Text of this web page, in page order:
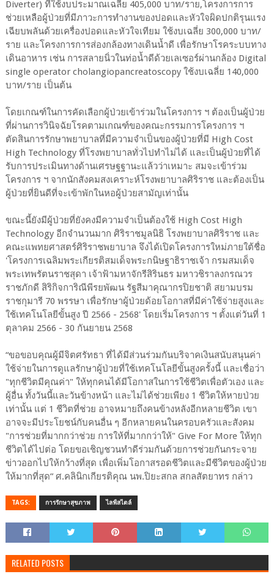
Diverter) ที่ใช้งบประมาณเฉลี่ย 405,000 บาท/ราย,โครงการการ
ช่วยเหลือผู้ป่วยที่มีภาวะการทำงานของปอดและหัวใจผิดปกติรุนแรง
เฉียบพลันด้วยเครื่องปอดและหัวใจเทียม ใช้งบเฉลี่ย 300,000 บาท/
ราย และโครงการการส่องกล้องทางเดินน้ำดี เพื่อรักษาโรคระบบทาง
เดินอาหาร เช่น การสลายนิ่วในท่อน้ำดีด้วยเลเซอร์ผ่านกล้อง Digital
single operator cholangiopancreatoscopy ใช้งบเฉลี่ย 140,000
บาท/ราย เป็นต้น
โดยเกณฑ์ในการคัดเลือกผู้ป่วยเข้าร่วมในโครงการ ฯ ต้องเป็นผู้ป่วย
ที่ผ่านการวินิจฉัยโรคตามเกณฑ์ของคณะกรรมการโครงการ ฯ
ตัดสินการรักษาพยาบาลที่มีความจำเป็นของผู้ป่วยที่มี High Cost
High Technology ที่โรงพยาบาลทั่วไปทำไม่ได้ และเป็นผู้ป่วยที่ได้
รับการประเมินทางด้านเศรษฐฐานะแล้วว่าเหมาะ สมจะเข้าร่วม
โครงการ ฯ จากนักสังคมสงเคราะห์โรงพยาบาลศิริราช และต้องเป็น
ผู้ป่วยที่ยินดีที่จะเข้าพักในหอผู้ป่วยสามัญเท่านั้น
ขณะนี้ยังมีผู้ป่วยที่ยังคงมีความจำเป็นต้องใช้ High Cost High
Technology อีกจำนวนมาก ศิริราชมูลนิธิ โรงพยาบาลศิริราช และ
คณะแพทยศาสตร์ศิริราชพยาบาล จึงได้เปิดโครงการใหม่ภายใต้ชื่อ
'โครงการเฉลิมพระเกียรติสมเด็จพระกนิษฐาธิราชเจ้า กรมสมเด็จ
พระเทพรัตนราชสุดา เจ้าฟ้ามหาจักรีสิรินธร มหาวชิราลงกรณวร
ราชภักดี สิริกิจการิณีพีรยพัฒน รัฐสีมาคุณากรปิยชาติ สยามบรม
ราชกุมารี 70 พรรษา เพื่อรักษาผู้ป่วยด้อยโอกาสที่มีค่าใช้จ่ายสูงและ
ใช้เทคโนโลยีขั้นสูง ปี 2566 - 2568' โดยเริ่มโครงการ ฯ ตั้งแต่วันที่ 1
ตุลาคม 2566 - 30 กันยายน 2568
“ขอขอบคุณผู้มีจิตศรัทธา ที่ได้มีส่วนร่วมกันบริจาคเงินสนับสนุนค่า
ใช้จ่ายในการดูแลรักษาผู้ป่วยที่ใช้เทคโนโลยีขั้นสูงครั้งนี้ และเชื่อว่า
"ทุกชีวิตมีคุณค่า" ให้ทุกคนได้มีโอกาสในการใช้ชีวิตเพื่อตัวเอง และ
ผู้อื่น ทั้งวันนี้และวันข้างหน้า และไม่ได้ช่วยเพียง 1 ชีวิตให้หายป่วย
เท่านั้น แต่ 1 ชีวิตที่ช่วย อาจหมายถึงคนข้างหลังอีกหลายชีวิต เขา
อาจจะมีประโยชน์กับคนอื่น ๆ อีกหลายคนในครอบครัวและสังคม
"การช่วยที่มากกว่าช่วย การให้ที่มากกว่าให้" Give For More ให้ทุก
ชีวิตได้ไปต่อ โดยขอเชิญชวนทำดีร่วมกันด้วยการช่วยกันกระจาย
ข่าวออกไปให้กว้างที่สุด เพื่อเพิ่มโอกาสรอดชีวิตและมีชีวิตของผู้ป่วย
ให้มากที่สุด” ศ.คลินิกเกียรติคุณ นพ.ปิยะสกล สกลสัตยาทร กล่าว
TAGS: การรักษาสุขภาพ ไลฟ์สไตล์
RELATED POSTS